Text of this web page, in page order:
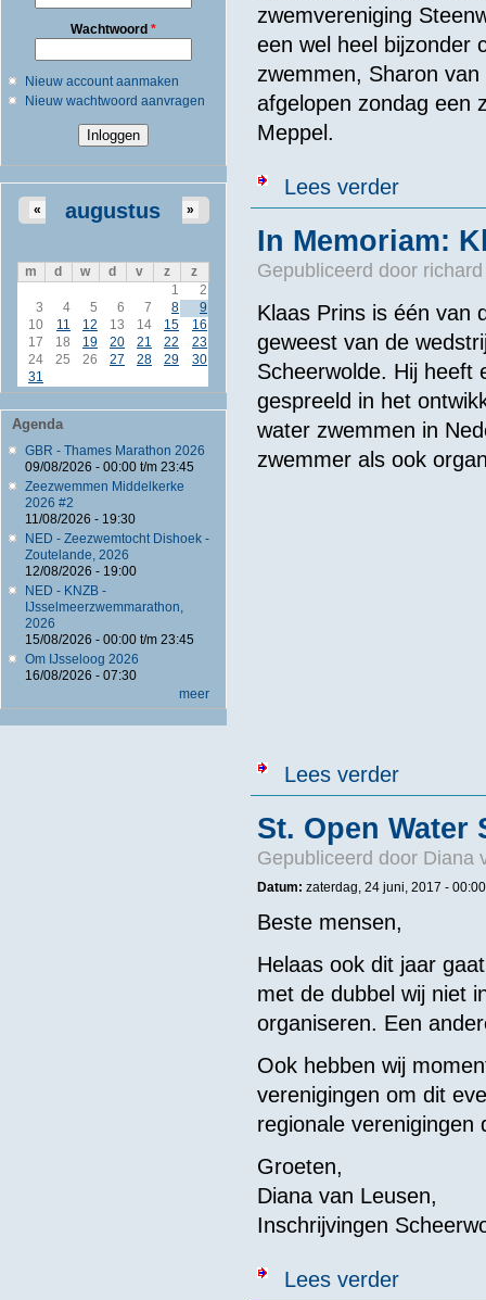
Wachtwoord *
Nieuw account aanmaken
Nieuw wachtwoord aanvragen
augustus
« »
m d w d v z
z
1
2
3
4 5 6 7 8
9
10
11 12 13 14 15
16
17
18 19 20 21 22
23
24
25 26 27 28 29
30
31
Agenda
GBR - Thames Marathon 2026
09/08/2026 - 00:00t/m 23:45
Zeezwemmen Middelkerke
2026 #2
11/08/2026 - 19:30
NED - Zeezwemtocht Dishoek -
Zoutelande, 2026
12/08/2026 - 19:00
NED - KNZB -
IJsselmeerzwemmarathon,
2026
15/08/2026 - 00:00t/m 23:45
Om IJsseloog 2026
16/08/2026 - 07:30
meer
zwemvereniging
een wel heel bijzonder
zwemmen, Sharon
afgelopen zondag een
Meppel.
Lees verderover Oud-
In Memoriam:
Gepubliceerd door
Klaas Prins is één van
geweest van de
Scheerwolde. Hij heeft
gespreeld in het
water zwemmen in
zwemmer als ook
Lees verderover In
St. Open
Gepubliceerd door Diana
Datum: zaterdag, 24 juni, 2017 - 00:00
Beste mensen,
Helaas ook dit jaar
met de dubbel wij niet
organiseren. Een
Ook hebben wij
verenigingen om dit
regionale verenigingen
Groeten,
Diana van Leusen,
Inschrijvingen
Lees verderover St. Open